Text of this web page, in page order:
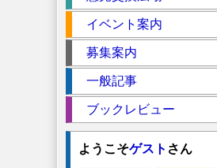
シ
イベント案内
募集案内
一般記事
ブックレビュー
ようこそゲスト さん